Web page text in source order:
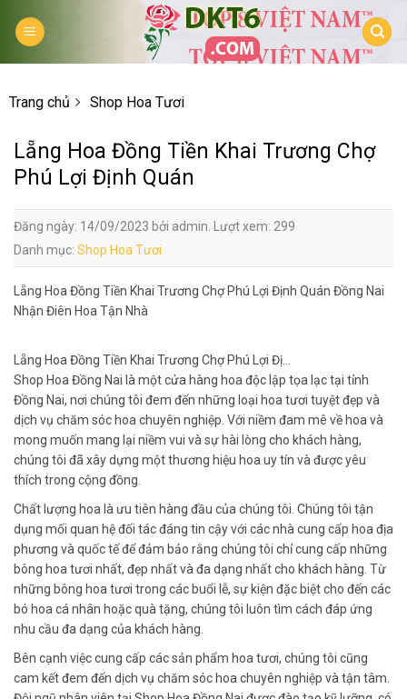
Trang chủ Shop Hoa Tươi
Lẵng Hoa Đồng Tiền Khai Trương Chợ
Phú Lợi Định Quán
Đăng ngày: 14/09/2023 bởi admin. Lượt xem: 299
Danh mục: Shop Hoa Tươi
Lẵng Hoa Đồng Tiền Khai Trương Chợ Phú Lợi Định Quán Đồng Nai
Nhận Điên Hoa Tận Nhà
Lẵng Hoa Đồng Tiền Khai Trương Chợ Phú Lợi Đị…
Shop Hoa Đồng Nai là một cửa hàng hoa độc lập tọa lạc tại tỉnh
Đồng Nai, nơi chúng tôi đem đến những loại hoa tươi tuyệt đẹp và
dịch vụ chăm sóc hoa chuyên nghiệp. Với niềm đam mê về hoa và
mong muốn mang lại niềm vui và sự hài lòng cho khách hàng,
chúng tôi đã xây dựng một thương hiệu hoa uy tín và được yêu
thích trong cộng đồng.
Chất lượng hoa là ưu tiên hàng đầu của chúng tôi. Chúng tôi tận
dụng mối quan hệ đối tác đáng tin cậy với các nhà cung cấp hoa địa
phương và quốc tế để đảm bảo rằng chúng tôi chỉ cung cấp những
bông hoa tươi nhất, đẹp nhất và đa dạng nhất cho khách hàng. Từ
những bông hoa tươi trong các buổi lễ, sự kiện đặc biệt cho đến các
bó hoa cá nhân hoặc quà tặng, chúng tôi luôn tìm cách đáp ứng
nhu cầu đa dạng của khách hàng.
Bên cạnh việc cung cấp các sản phẩm hoa tươi, chúng tôi cũng
cam kết đem đến dịch vụ chăm sóc hoa chuyên nghiệp và tận tâm.